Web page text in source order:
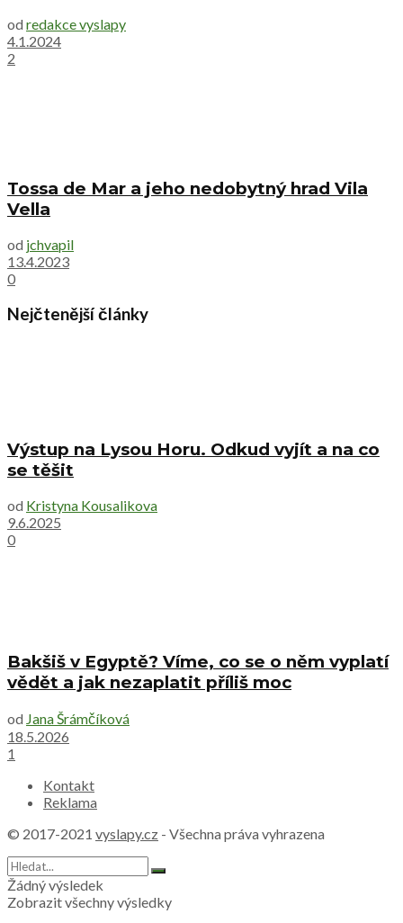
od redakce vyslapy
4.1.2024
2
Tossa de Mar a jeho nedobytný hrad Vila
Vella
od jchvapil
13.4.2023
0
Nejčtenější články
Výstup na Lysou Horu. Odkud vyjít a na co
se těšit
od Kristyna Kousalikova
9.6.2025
0
Bakšiš v Egyptě? Víme, co se o něm vyplatí
vědět a jak nezaplatit příliš moc
od Jana Šrámčíková
18.5.2026
1
Kontakt
Reklama
© 2017-2021 vyslapy.cz - Všechna práva vyhrazena
Žádný výsledek
Zobrazit všechny výsledky